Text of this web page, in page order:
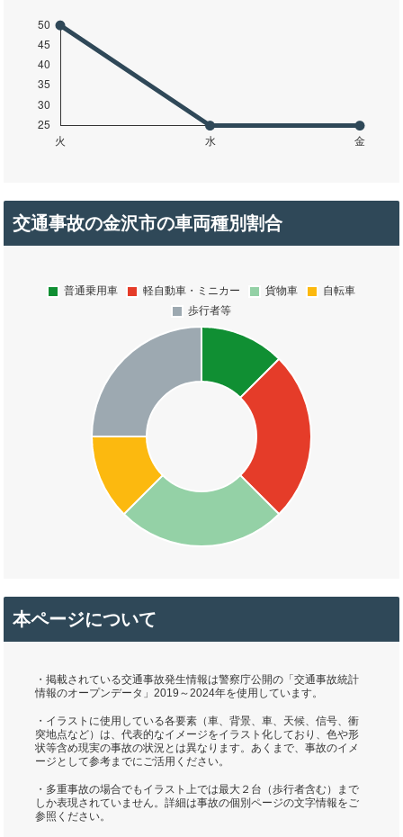
交通事故の金沢市の車両種別割合
本ページについて
・掲載されている交通事故発生情報は警察庁公開の「交通事故統計
情報のオープンデータ」2019～2024年を使用しています。
・イラストに使用している各要素（車、背景、車、天候、信号、衝
突地点など）は、代表的なイメージをイラスト化しており、色や形
状等含め現実の事故の状況とは異なります。あくまで、事故のイメ
ージとして参考までにご活用ください。
・多重事故の場合でもイラスト上では最大２台（歩行者含む）まで
しか表現されていません。詳細は事故の個別ページの文字情報をご
参照ください。